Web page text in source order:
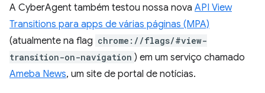
A CyberAgent também testou nossa nova API View
Transitions para apps de várias páginas (MPA)
(atualmente na flag chrome://flags/#view-
transition-on-navigation ) em um serviço chamado
Ameba News, um site de portal de notícias.